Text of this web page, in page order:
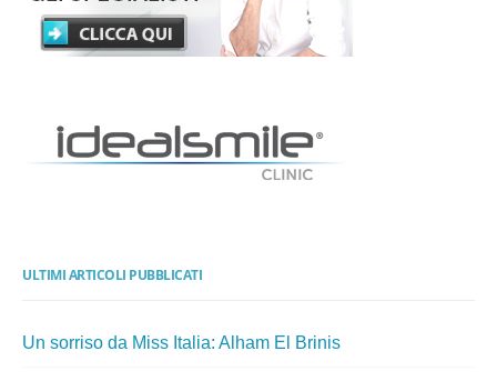
ULTIMI ARTICOLI PUBBLICATI
Un sorriso da Miss Italia: Alham El Brinis